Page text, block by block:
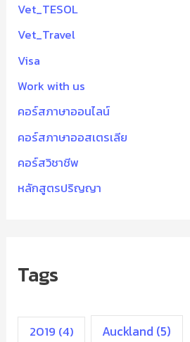
Vet_TESOL
Vet_Travel
Visa
Work with us
คอร์สภาษาออนไลน์
คอร์สภาษาออสเตรเลีย
คอร์สวิชาชีพ
หลักสูตรปริญญา
Tags
2019 (4) Auckland (5)